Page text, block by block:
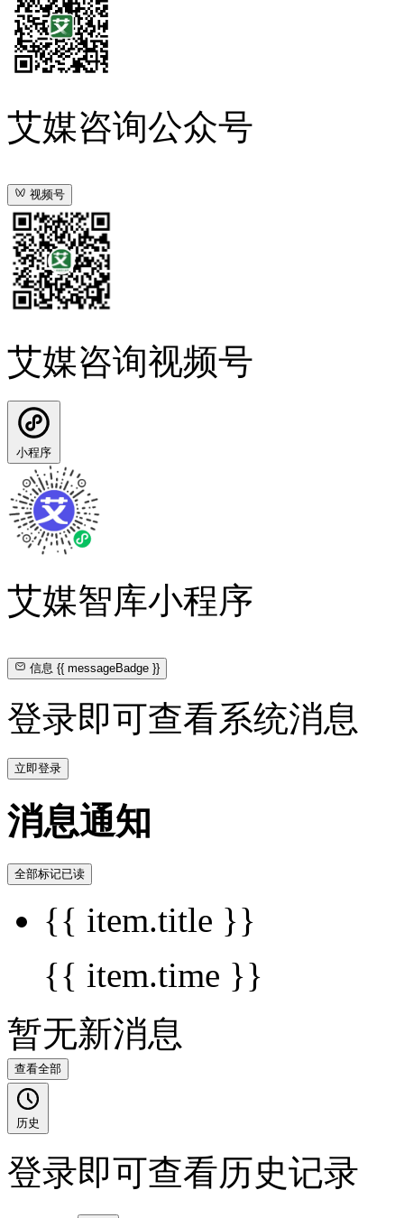
艾媒咨询公众号
视频号
艾媒咨询视频号
小程序
艾媒智库小程序
信息{{ messageBadge }}
登录即可查看系统消息
立即登录
消息通知
全部标记已读
{{ item.title }}
{{ item.time }}
暂无新消息
查看全部
历史
登录即可查看历史记录